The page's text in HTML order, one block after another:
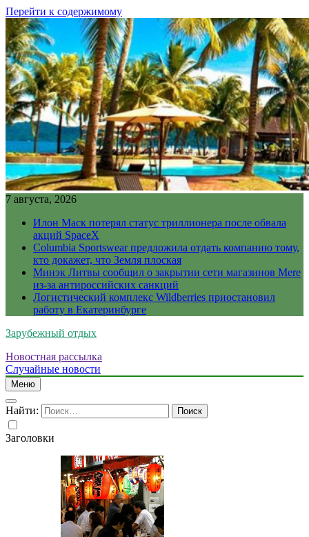
Перейти к содержимому
7 августа, 2026
Илон Маск потерял статус триллионера после обвала
акций SpaceX
Columbia Sportswear предложила отдать компанию тому,
кто докажет, что Земля плоская
Минэк Литвы сообщил о закрытии сети магазинов Mere
из-за антироссийских санкций
Логистический комплекс Wildberries приостановил
работу в Екатеринбурге
Зарубежный отдых
Новостная рассылка
Случайные новости
Меню
Найти:
Заголовки